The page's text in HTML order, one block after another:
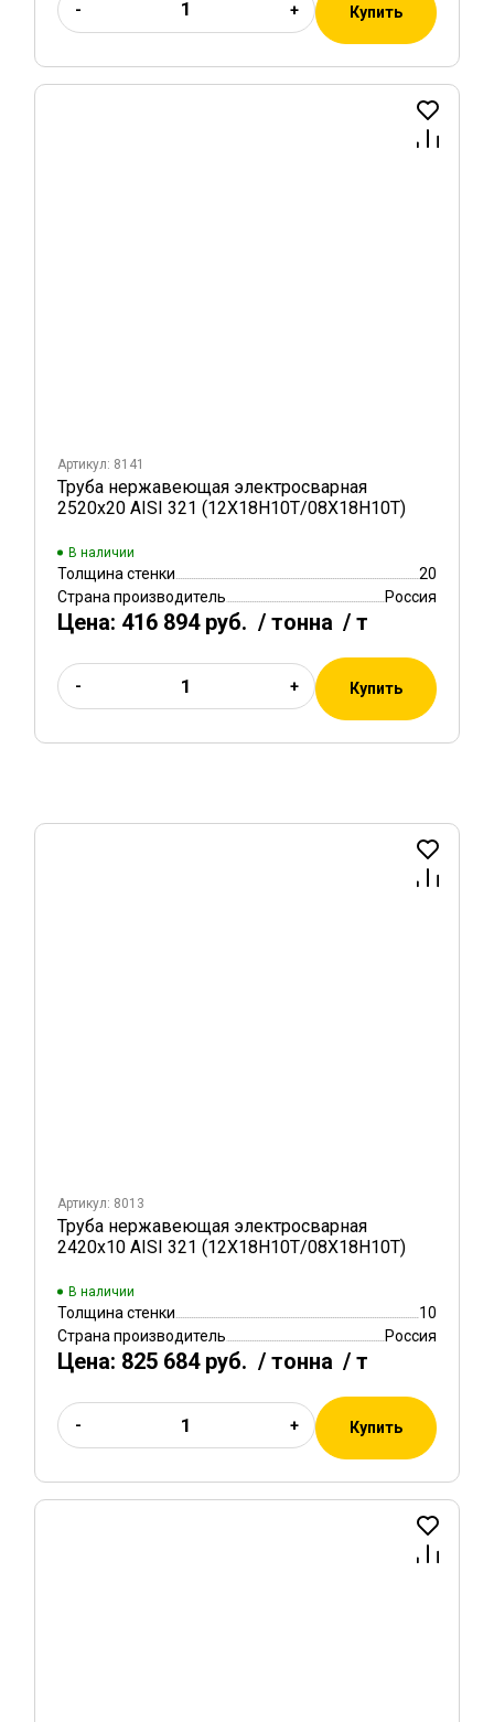
- + Купить
Артикул: 8141
Труба нержавеющая электросварная
2520х20 AISI 321 (12Х18Н10Т/08Х18Н10Т)
В наличии
Толщина стенки
20
Страна производитель
Россия
Цена: 416 894 руб. / тонна / т
- + Купить
Артикул: 8013
Труба нержавеющая электросварная
2420х10 AISI 321 (12Х18Н10Т/08Х18Н10Т)
В наличии
Толщина стенки
10
Страна производитель
Россия
Цена: 825 684 руб. / тонна / т
- + Купить